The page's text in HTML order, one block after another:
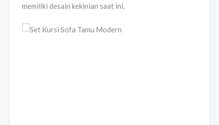
memiliki desain kekinian saat ini.